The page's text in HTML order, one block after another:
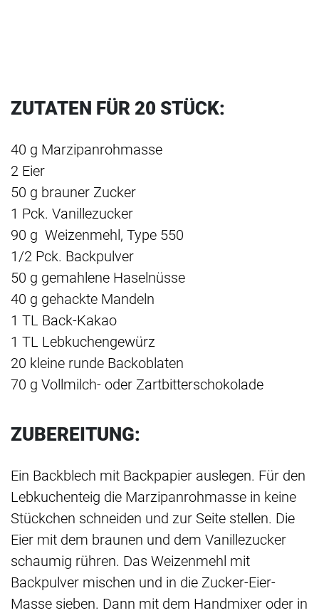
ZUTATEN FÜR 20 STÜCK:
40 g Marzipanrohmasse
2 Eier
50 g brauner Zucker
1 Pck. Vanillezucker
90 g Weizenmehl, Type 550
1/2 Pck. Backpulver
50 g gemahlene Haselnüsse
40 g gehackte Mandeln
1 TL Back-Kakao
1 TL Lebkuchengewürz
20 kleine runde Backoblaten
70 g Vollmilch- oder Zartbitterschokolade
ZUBEREITUNG:
Ein Backblech mit Backpapier auslegen. Für den
Lebkuchenteig die Marzipanrohmasse in keine
Stückchen schneiden und zur Seite stellen. Die
Eier mit dem braunen und dem Vanillezucker
schaumig rühren. Das Weizenmehl mit
Backpulver mischen und in die Zucker-Eier-
Masse sieben. Dann mit dem Handmixer oder in